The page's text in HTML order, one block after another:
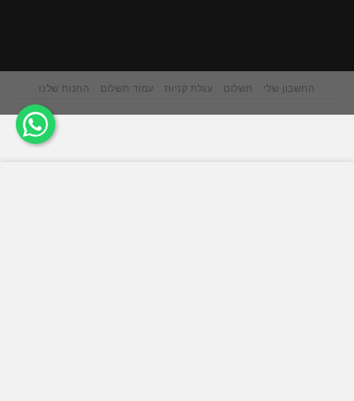
החשבון שלי תשלום עגלת קניות עמוד תשלום החנות שלנו